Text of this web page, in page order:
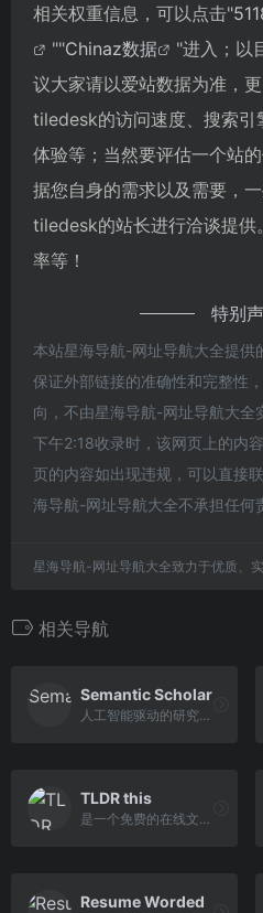
相关权重信息，可以点击"
""Chinaz数据
"进入；以
议大家请以爱站数据为准，
tiledesk的访问速度、搜索引
体验等；当然要评估一个站
据您自身的需求以及需要，
tiledesk的站长进行洽谈提供
率等！
特别
本站星海导航-网址导航大全提
保证外部链接的准确性和完整性
向，不由星海导航-网址导航大
下午2:18收录时，该网页上的内
页的内容如出现违规，可以直接
海导航-网址导航大全不承担任何
星海导航-网址导航大全致力于优质、
相关导航
Semantic Scholar
人工智能驱动的研究工具
TLDR this
是一个免费的在线文本摘要工具
Resume Worded